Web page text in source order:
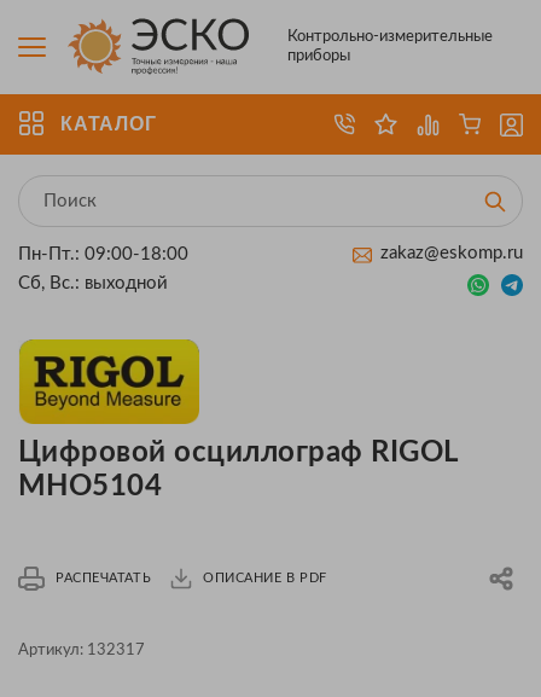
Контрольно-измерительные
приборы
КАТАЛОГ
Пн-Пт.: 09:00-18:00
Сб, Вс.: выходной
zakaz@eskomp.ru
Цифровой осциллограф RIGOL
MHO5104
РАСПЕЧАТАТЬ ОПИСАНИЕ В PDF
Артикул: 132317